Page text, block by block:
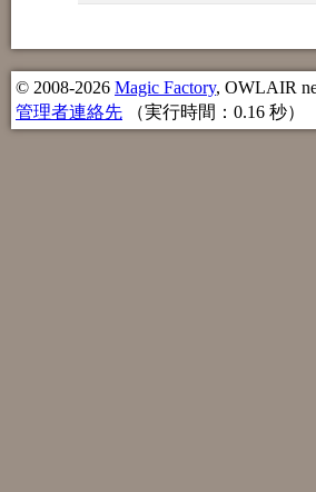
© 2008-2026 Magic Factory, OWLAIR
管理者連絡先 （実行時間：0.16 秒）